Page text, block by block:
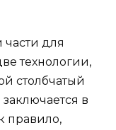
для
технологии,
столбчатый
в
правило,